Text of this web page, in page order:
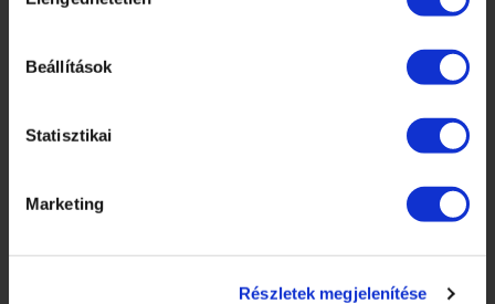
Beállítások
Statisztikai
Marketing
Részletek megjelenítése